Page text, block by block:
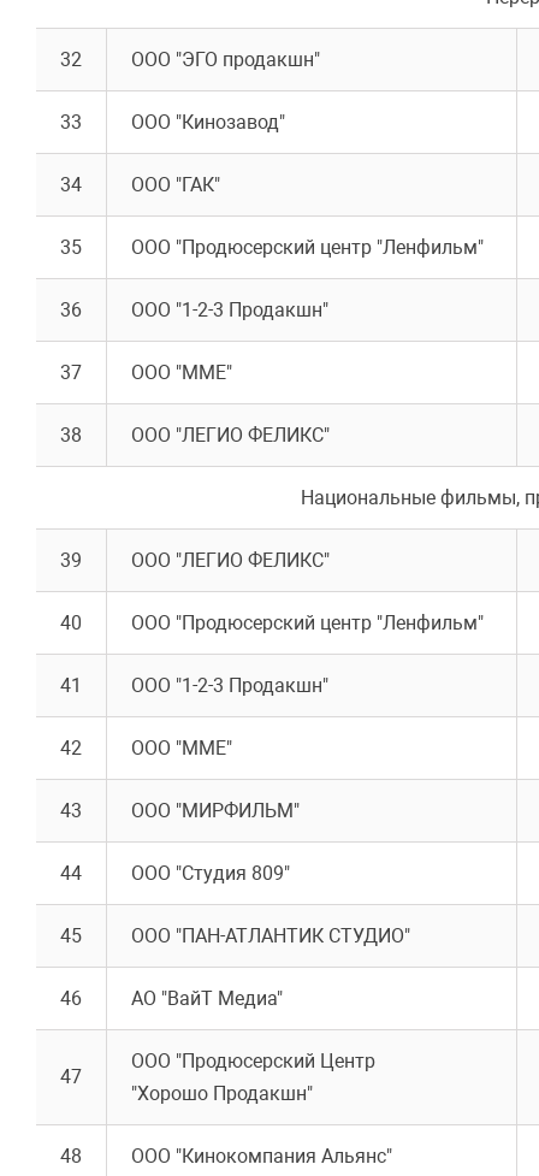
32 ООО "ЭГО продакшн"
33 ООО "Кинозавод"
34 ООО "ГАК"
35 ООО "Продюсерский центр "Ленфильм"
36 ООО "1-2-3 Продакшн"
37 ООО "ММЕ"
38 ООО "ЛЕГИО ФЕЛИКС"
Национальные фильмы,
39 ООО "ЛЕГИО ФЕЛИКС"
40 ООО "Продюсерский центр "Ленфильм"
41 ООО "1-2-3 Продакшн"
42 ООО "ММЕ"
43 ООО "МИРФИЛЬМ"
44 ООО "Студия 809"
45 ООО "ПАН-АТЛАНТИК СТУДИО"
46 АО "ВайТ Медиа"
47
ООО "Продюсерский Центр
"Хорошо Продакшн"
48 ООО "Кинокомпания Альянс"